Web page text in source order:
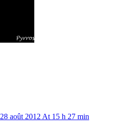
28 août 2012 At 15 h 27 min